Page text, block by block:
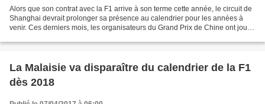
Alors que son contrat avec la F1 arrive à son terme cette année, le circuit de
Shanghai devrait prolonger sa présence au calendrier pour les années à
venir. Ces derniers mois, les organisateurs du Grand Prix de Chine ont joué
La Malaisie va disparaître du calendrier de la F1
dès 2018